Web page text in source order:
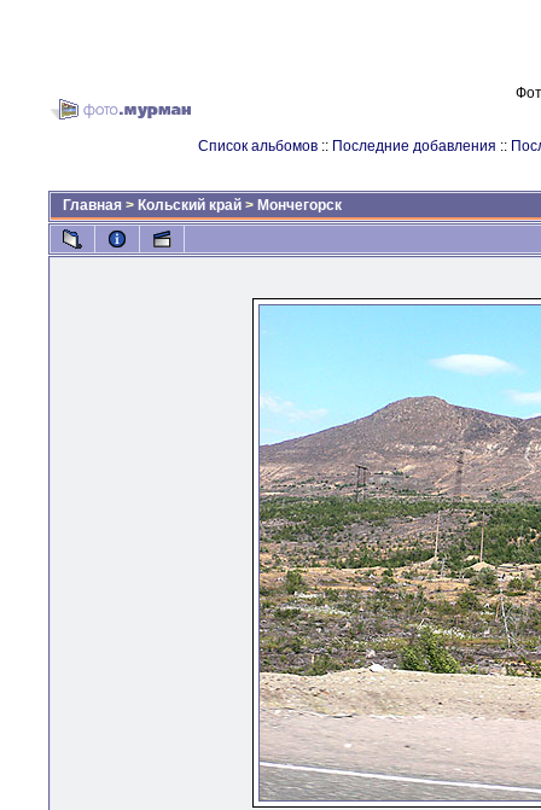
Список альбомов :: Последние добавления ::
Главная > Кольский край > Мончегорск